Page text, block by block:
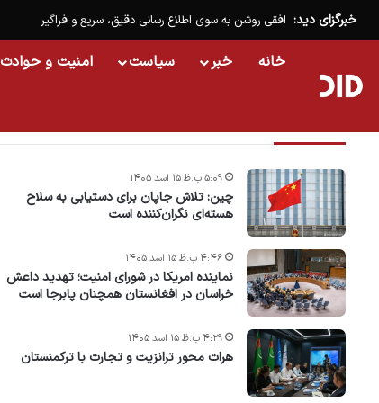
خبرگزای دید: افقی روشن به سوی اطلاع رسانی دقیق، سریع و فراگیر
خانه خبر سیاست امنیت و حوادث
چین: تلاش جاپان برای دستیابی به سلاح
هسته‌ای نگران‌کننده است
۵:۰۹ ب.ظ ۱۵ اسد ۱۴۰۵
نماینده امریکا در شورای امنیت؛ تهدید داعش
خراسان در افغانستان همچنان پابرجا است
۴:۴۶ ب.ظ ۱۵ اسد ۱۴۰۵
هرات محور ترانزیت و تجارت با ترکمنستان
۴:۲۹ ب.ظ ۱۵ اسد ۱۴۰۵